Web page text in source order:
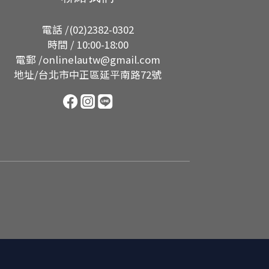
電話 /(02)2382-0302
時間 / 10:00-18:00
電郵 /onlinelautw@gmail.com
地址/台北市中正區延平南路72號